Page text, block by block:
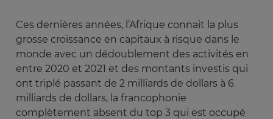
Ces dernières années, l’Afrique connait la plus
grosse croissance en capitaux à risque dans le
monde avec un dédoublement des activités en
entre 2020 et 2021 et des montants investis qui
ont triplé passant de 2 milliards de dollars à 6
milliards de dollars, la francophonie
complètement absent du top 3 qui est occupé